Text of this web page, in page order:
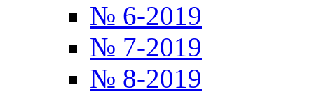
№ 6-2019
№ 7-2019
№ 8-2019